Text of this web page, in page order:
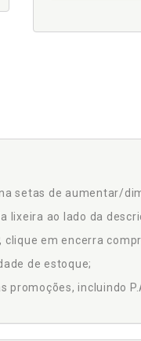
setas de aumentar/
lixeira ao lado da
clique em encerra
de estoque;
incluindo